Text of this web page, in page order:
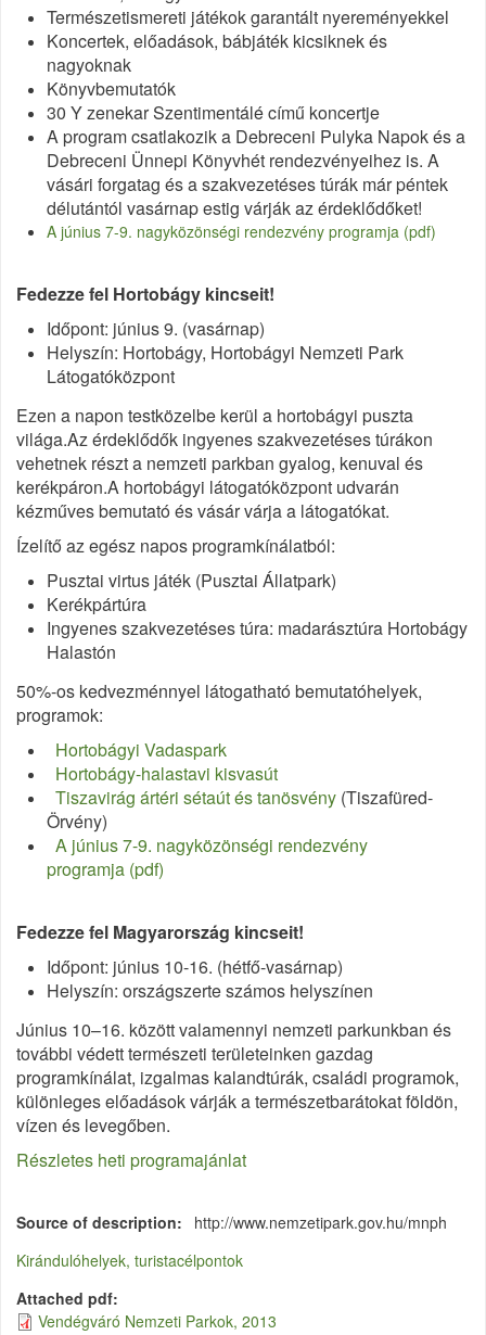
Természetismereti játékok garantált nyereményekkel
Koncertek, előadások, bábjáték kicsiknek és
nagyoknak
Könyvbemutatók
30 Y zenekar Szentimentálé című koncertje
A program csatlakozik a Debreceni Pulyka Napok és a
Debreceni Ünnepi Könyvhét rendezvényeihez is. A
vásári forgatag és a szakvezetéses túrák már péntek
délutántól vasárnap estig várják az érdeklődőket!
A június 7-9. nagyközönségi rendezvény programja (pdf)
Fedezze fel Hortobágy kincseit!
Időpont: június 9. (vasárnap)
Helyszín: Hortobágy, Hortobágyi Nemzeti Park
Látogatóközpont
Ezen a napon testközelbe kerül a hortobágyi puszta
világa.Az érdeklődők ingyenes szakvezetéses túrákon
vehetnek részt a nemzeti parkban gyalog, kenuval és
kerékpáron.A hortobágyi látogatóközpont udvarán
kézműves bemutató és vásár várja a látogatókat.
Ízelítő az egész napos programkínálatból:
Pusztai virtus játék (Pusztai Állatpark)
Kerékpártúra
Ingyenes szakvezetéses túra: madarásztúra Hortobágy
Halastón
50%-os kedvezménnyel látogatható bemutatóhelyek,
programok:
Hortobágyi Vadaspark
Hortobágy-halastavi kisvasút
Tiszavirág ártéri sétaút és tanösvény (Tiszafüred-
Örvény)
A június 7-9. nagyközönségi rendezvény
programja (pdf)
Fedezze fel Magyarország kincseit!
Időpont: június 10-16. (hétfő-vasárnap)
Helyszín: országszerte számos helyszínen
Június 10–16. között valamennyi nemzeti parkunkban és
további védett természeti területeinken gazdag
programkínálat, izgalmas kalandtúrák, családi programok,
különleges előadások várják a természetbarátokat földön,
vízen és levegőben.
Részletes heti programajánlat
Source of description
http://www.nemzetipark.gov.hu/mnph
Kirándulóhelyek, turistacélpontok
Attached pdf
Vendégváró Nemzeti Parkok, 2013